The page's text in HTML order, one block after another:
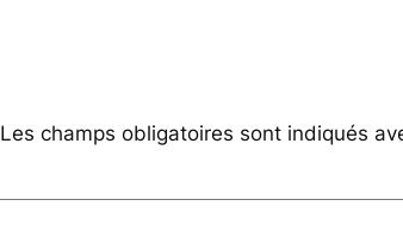
Les champs obligatoires sont indiqués